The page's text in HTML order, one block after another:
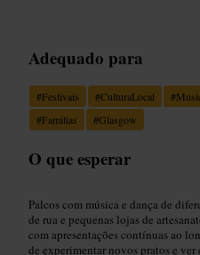
Adequado para
#Festivais #CulturaLocal #
#Familias #Glasgow
O que esperar
Palcos com música e dança de
de rua e pequenas lojas de
com apresentações contínuas ao
de experimentar novos pratos e